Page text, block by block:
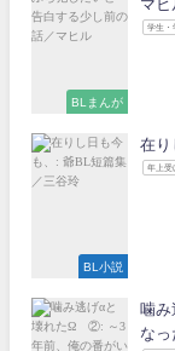
BLまんが
マヒ
学生・
BL小説
在り
年上受
噛
なっ